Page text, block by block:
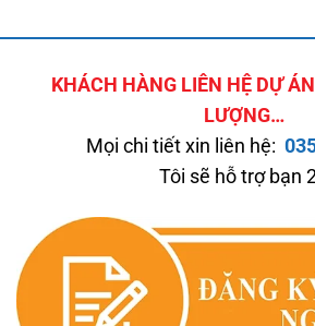
KHÁCH HÀNG LIÊN HỆ DỰ
LƯỢNG…
Mọi chi tiết xin liên hệ:
Tôi sẽ hỗ trợ bạn